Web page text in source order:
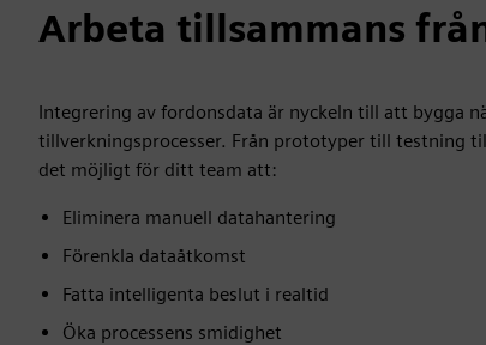
Arbeta tillsammans
Integrering av fordonsdata är nyckeln till att bygga
tillverkningsprocesser. Från prototyper till testning
det möjligt för ditt team att:
Eliminera manuell datahantering
Förenkla dataåtkomst
Fatta intelligenta beslut i realtid
Öka processens smidighet